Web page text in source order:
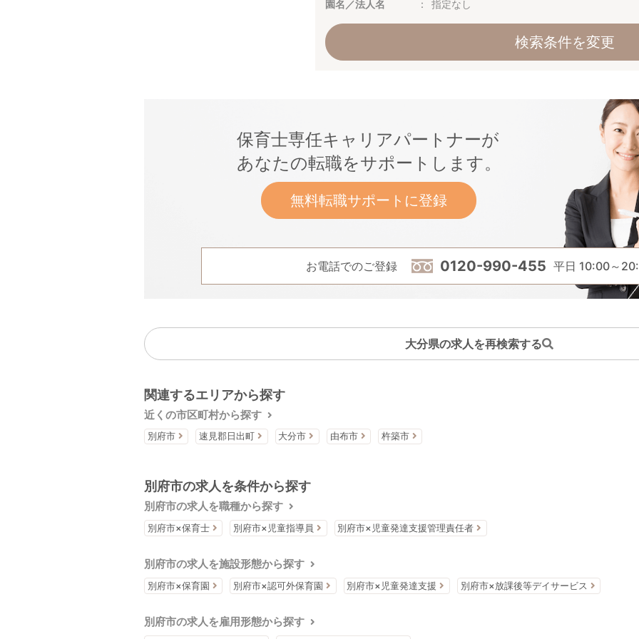
園名／法人名 指定なし
検索条件を変更
保育士専任キャリアパートナーが
あなたの転職をサポートします。
無料転職サポートに登録
お電話でのご登録 0120-990-455 平日 10:00～
大分県の求人を再検索する
関連するエリアから探す
近くの市区町村から探す
別府市 速見郡日出町 大分市 由布市 杵築市
別府市の求人を条件から探す
別府市の求人を職種から探す
別府市×保育士 別府市×児童指導員 別府市×児童発達支援管理責任者
別府市の求人を施設形態から探す
別府市×保育園 別府市×認可外保育園 別府市×児童発達支援 別府市×放課後等デイサービス
別府市の求人を雇用形態から探す